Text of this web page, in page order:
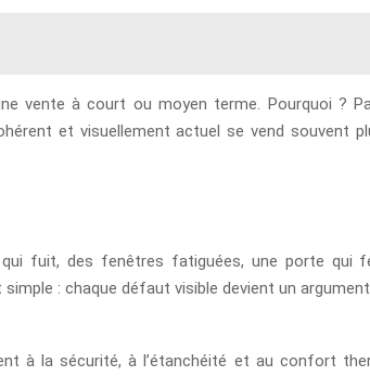
vente à court ou moyen terme. Pourquoi ?
et visuellement actuel se vend souvent
fuit, des fenêtres fatiguées, une porte qui
: chaque défaut visible devient un
à la sécurité, à l’étanchéité et au confort